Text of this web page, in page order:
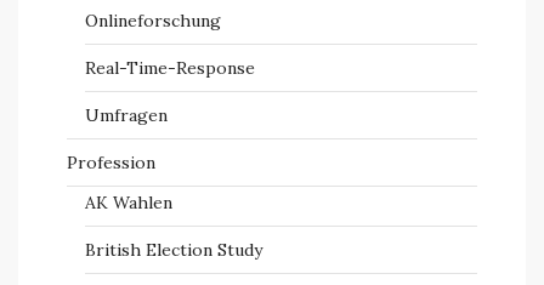
Onlineforschung
Real-Time-Response
Umfragen
Profession
AK Wahlen
British Election Study